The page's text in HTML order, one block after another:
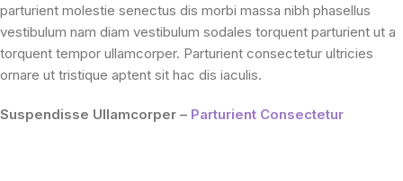
parturient molestie senectus dis morbi massa nibh phasellus
vestibulum nam diam vestibulum sodales torquent parturient ut a
torquent tempor ullamcorper. Parturient consectetur ultricies
ornare ut tristique aptent sit hac dis iaculis.
Suspendisse Ullamcorper – Parturient Consectetur